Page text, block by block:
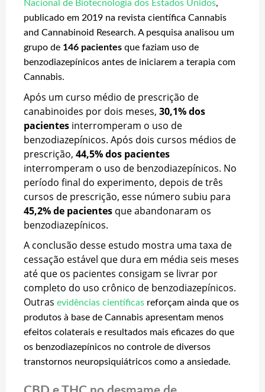
Nacional de Biotecnologia dos Estados Unidos,
publicado em 2019 na revista científica Cannabis
and Cannabinoid Research. A pesquisa analisou um
grupo de 146 pacientes que faziam uso de
benzodiazepínicos antes de iniciarem a terapia com
Cannabis.
Após um curso médio de prescrição de
canabinoides por dois meses, 30,1% dos
pacientes interromperam o uso de
benzodiazepínicos. Após dois cursos médios de
prescrição, 44,5% dos pacientes
interromperam o uso de benzodiazepínicos. No
período final do experimento, depois de três
cursos de prescrição, esse número subiu para
45,2% de pacientes que abandonaram os
benzodiazepínicos.
A conclusão desse estudo mostra uma taxa de
cessação estável que dura em média seis meses
até que os pacientes consigam se livrar por
completo do uso crônico de benzodiazepínicos.
Outras evidências científicas reforçam ainda que os
produtos à base de Cannabis apresentam menos
efeitos colaterais e resultados mais eficazes do que
os benzodiazepínicos no controle de diversos
transtornos neuropsiquiátricos como a ansiedade.